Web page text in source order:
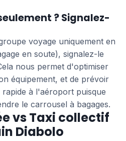
? Signalez-
voyage uniquement en
en soute), signalez-le
nous permet d'optimiser
équipement, et de prévoir
à l'aéroport puisque
le carrousel à bagages.
vs Taxi collectif
Diabolo